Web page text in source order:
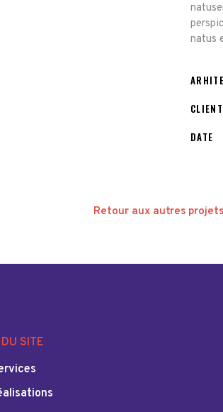
natus
CLIENT
DATE
Retour aux autres projets
SITE